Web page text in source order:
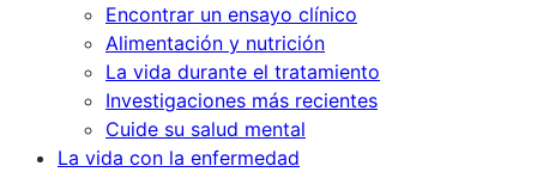
Encontrar un ensayo clínico
Alimentación y nutrición
La vida durante el tratamiento
Investigaciones más recientes
Cuide su salud mental
La vida con la enfermedad